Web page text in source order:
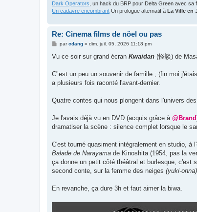
Dark Operators , un hack du BRP pour Delta Green avec
Un cadavre encombrant Un prologue alternatif à La Ville en
Re: Cinema films de nöel ou pas
M
s
g
parcdang» dim. juil. 05, 2026 11:18 pm
Vu ce soir sur grand écran Kwaidan (怪談) de
C"est un peu un souvenir de famille ; (fin moi
a plusieurs fois raconté l'avant-dernier.
Quatre contes qui nous plongent dans l'univers
Je l'avais déjà vu en DVD (acquis grâce à @Brand
dramatiser la scène : silence complet lorsque le
C'est tourné quasiment intégralement en studio,
Balade de Narayama de Kinoshita (1954, pas la
ça donne un petit côté théâtral et burlesque, c'est
second conte, sur la femme des neiges (yuki-onna)
En revanche, ça dure 3h et faut aimer la biwa.